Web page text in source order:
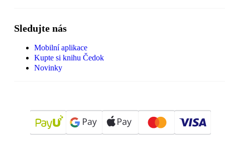
Sledujte nás
Mobilní aplikace
Kupte si knihu Čedok
Novinky